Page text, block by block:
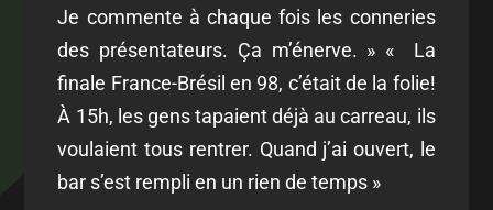
Je commente à chaque fois les conneries
des présentateurs. Ça m’énerve. » « La
finale France-Brésil en 98, c’était de la folie!
À 15h, les gens tapaient déjà au carreau, ils
voulaient tous rentrer. Quand j’ai ouvert, le
bar s’est rempli en un rien de temps »